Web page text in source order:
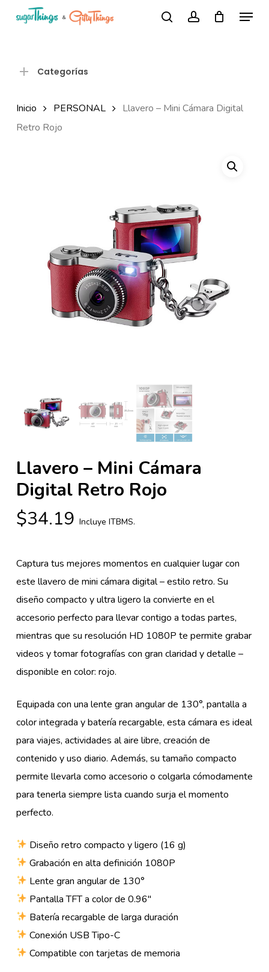
Búsqueda
Menu
Categorías
Inicio PERSONAL
Llavero – Mini Cámara Digital
Retro Rojo
Llavero – Mini Cámara
Digital Retro Rojo
$34.19 Incluye ITBMS.
Captura tus mejores momentos en cualquier lugar con
este llavero de mini cámara digital – estilo retro. Su
diseño compacto y ultra ligero la convierte en el
accesorio perfecto para llevar contigo a todas partes,
mientras que su resolución HD 1080P te permite grabar
videos y tomar fotografías con gran claridad y detalle –
disponible en color: rojo.
Equipada con una lente gran angular de 130°, pantalla a
color integrada y batería recargable, esta cámara es ideal
para viajes, actividades al aire libre, creación de
contenido y uso diario. Además, su tamaño compacto
permite llevarla como accesorio o colgarla cómodamente
para tenerla siempre lista cuando surja el momento
perfecto.
Diseño retro compacto y ligero (16 g)
Grabación en alta definición 1080P
Lente gran angular de 130°
Pantalla TFT a color de 0.96″
Batería recargable de larga duración
Conexión USB Tipo-C
Compatible con tarjetas de memoria